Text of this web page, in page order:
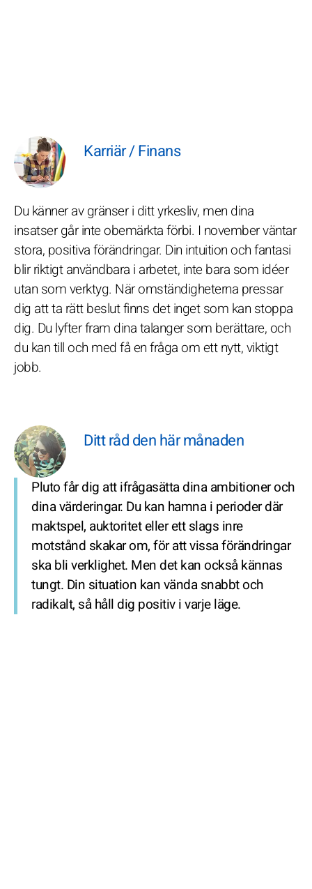
Karriär / Finans
Du känner av gränser i ditt yrkesliv, men dina
insatser går inte obemärkta förbi. I november väntar
stora, positiva förändringar. Din intuition och fantasi
blir riktigt användbara i arbetet, inte bara som idéer
utan som verktyg. När omständigheterna pressar
dig att ta rätt beslut finns det inget som kan stoppa
dig. Du lyfter fram dina talanger som berättare, och
du kan till och med få en fråga om ett nytt, viktigt
jobb.
Ditt råd den här månaden
Pluto får dig att ifrågasätta dina ambitioner och
dina värderingar. Du kan hamna i perioder där
maktspel, auktoritet eller ett slags inre
motstånd skakar om, för att vissa förändringar
ska bli verklighet. Men det kan också kännas
tungt. Din situation kan vända snabbt och
radikalt, så håll dig positiv i varje läge.